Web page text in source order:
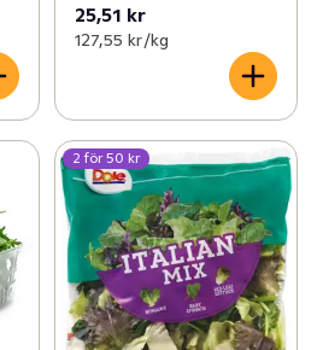
25,51 kr
127,55 kr /kg
2 för 50 kr